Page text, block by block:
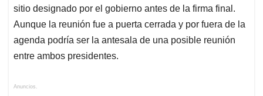
sitio designado por el gobierno antes de la firma final.
Aunque la reunión fue a puerta cerrada y por fuera de la
agenda podría ser la antesala de una posible reunión
entre ambos presidentes.
Anuncios.